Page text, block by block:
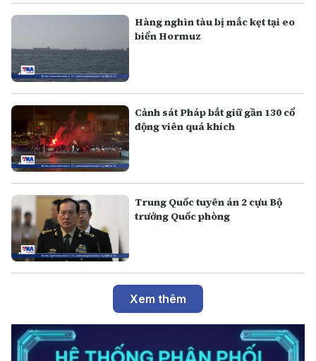
Hàng nghìn tàu bị mắc kẹt tại eo
biển Hormuz
Cảnh sát Pháp bắt giữ gần 130 cổ
động viên quá khích
Trung Quốc tuyên án 2 cựu Bộ
trưởng Quốc phòng
Xem thêm